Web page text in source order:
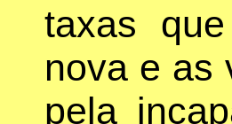
taxas
nova e as
pela